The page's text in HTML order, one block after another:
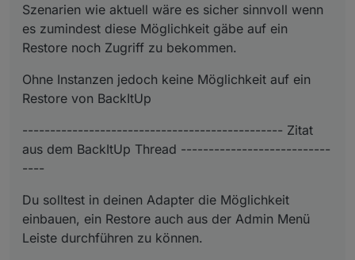
5.0.2 unter bestimmten Umständen (zwei Admin
Instanzen) kein Zugriff mehr auf die
keine Möglichkeit ein Restore anzustoßen.
Darum wäre es hilfreich, wenn das auch aus dem
Szenarien wie aktuell wäre es sicher sinnvoll wenn
es zumindest diese Möglichkeit gäbe auf ein
Restore noch Zugriff zu bekommen.
Ohne Instanzen jedoch keine Möglichkeit auf ein
Restore von BackItUp
----------------------------------------------- Zitat
aus dem BackItUp Thread ---------------------------
----
Du solltest in deinen Adapter die Möglichkeit
einbauen, ein Restore auch aus der Admin Menü
Leiste durchführen zu können.